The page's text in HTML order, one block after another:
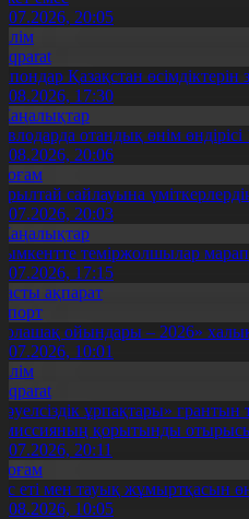
20:05
Қазақстан өсімдіктерін
17:30
отандық өнім өндірісі
20:06
сайлауына үміткерлердің
20:03
теміржолшылар
17:15
ақпарат
ойындары – 2026»
10:01
ұрпақтары» грантын
қорытынды отырысы
20:11
еті мен тауық жұмыртқасын
10:05